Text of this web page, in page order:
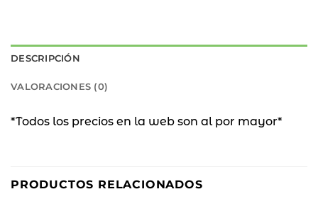
DESCRIPCIÓN
VALORACIONES (0)
*Todos los precios en la web son al por mayor*
PRODUCTOS RELACIONADOS